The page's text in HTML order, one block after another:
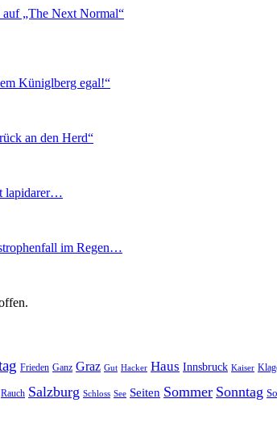
„The Next Normal“
Küniglberg egal!“
an den Herd“
lapidarer…
im Regen…
Frieden Ganz Graz Gut Hacker Haus Innsbruck Kaiser
Rauch Salzburg Schloss See Seiten Sommer Sonntag